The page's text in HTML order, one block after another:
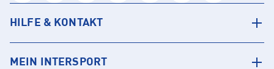
HILFE & KONTAKT
MEIN INTERSPORT